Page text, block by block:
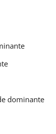
dominante